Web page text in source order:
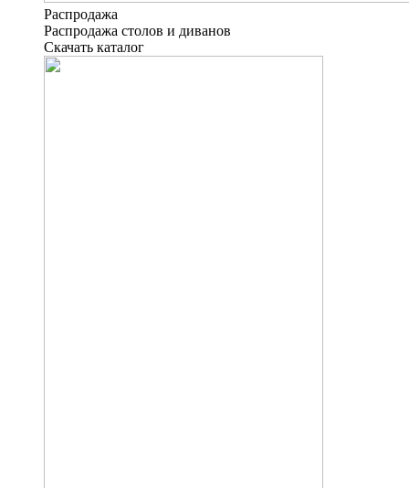
Распродажа
Распродажа столов и диванов
Скачать каталог